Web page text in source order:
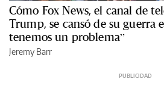
Cómo Fox News, el canal de
Trump, se cansó de su guerra
tenemos un problema”
Jeremy Barr